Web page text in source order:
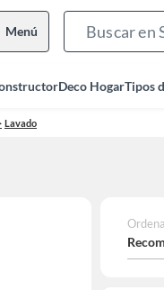
Menú
Deco HogarTipos
Lavado